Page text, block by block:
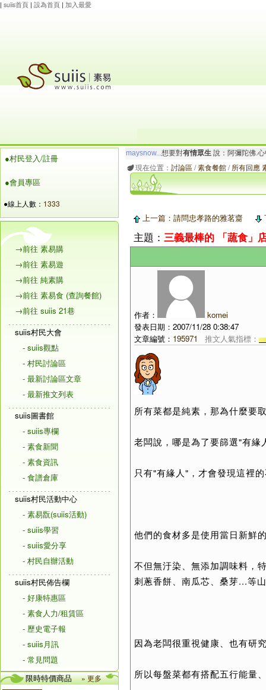
| suiis首頁 | 設為首頁 | 加入最愛
●村民登入/註冊
●會員專區
●線上人數： 1333
→前往 素易購
→前往 素易遊
→前往 純素購
→前往 素易食 (查詢餐館)
→前往 suiis 21巷
suiis村民大會
- suiis觀點
- 村民討論區
- 最新討論區文章
- 最新推文列表
suiis圖書館
- suiis專欄
- 素食新聞
- 素食資訊
- 食譜倉庫
suiis村民活動中心
- 素易翫(suiis活動)
- suiis學習
- suiis愛分享
- 村民自辦活動
suiis村民佈告欄
- 好康特惠區
- 素食人力/租賃區
- 歷史電子報
- suiis月訊
- 常見問題
限時特價商品
» 更多
maysnow...想要對有情眾生說：阿彌陀佛.
玲瓏虹想要對有情眾生說：阿彌陀佛.心寬
現在位置： 討論區/素食餐館/所有回應
上一篇：請問忠孝路的雅茗齌
主題： 三義最棒的 「蔬食」
作者：
komei
發表日期：2007/11/28 0:38:47
文章編號： 195971 推文人氣指標：
所有菜都是純素，那為什麼要
老闆說，哪是為了要篩選"有緣
只有"有緣人"，才會發現這裡
他們的食材多是使用當日新鮮
不但無汙染、無添加調味料，
刺蔥香餅、南瓜芯、桑芽...等
因為老闆很重視健康、也有研
所以每盤菜都有搭配五行能量